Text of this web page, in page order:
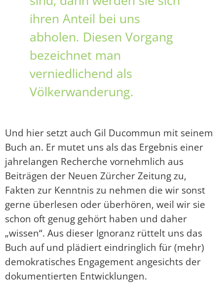
ihren Anteil bei uns
abholen. Diesen Vorgang
bezeichnet man
verniedlichend als
Völkerwanderung.
Und hier setzt auch Gil Ducommun mit seinem
Buch an. Er mutet uns als das Ergebnis einer
jahrelangen Recherche vornehmlich aus
Beiträgen der Neuen Zürcher Zeitung zu,
Fakten zur Kenntnis zu nehmen die wir sonst
gerne überlesen oder überhören, weil wir sie
schon oft genug gehört haben und daher
„wissen“. Aus dieser Ignoranz rüttelt uns das
Buch auf und plädiert eindringlich für (mehr)
demokratisches Engagement angesichts der
dokumentierten Entwicklungen.